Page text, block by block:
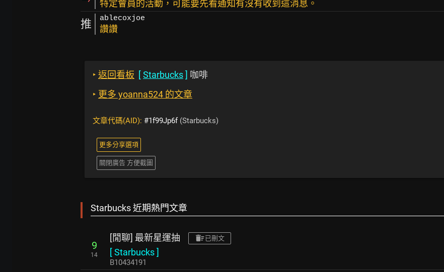
特定會員的活動，可能要先看通知有沒有收到這消息。
推 ablecoxjoe
讚讚
‣ 返回看板 [Starbucks] 咖啡
‣ 更多 yoanna524 的文章
文章代碼(AID): #1f99Jp6f (Starbucks)
更多分享選項
關閉廣告 方便截圖
Starbucks 近期熱門文章
9
14
[閒聊] 最新星運抽 已刪文
[Starbucks]
B10434191